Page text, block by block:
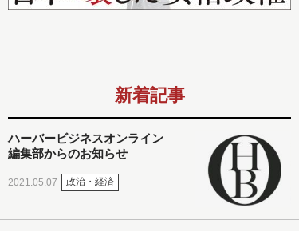
新着記事
ハーバービジネスオンライン
編集部からのお知らせ
2021.05.07 政治・経済